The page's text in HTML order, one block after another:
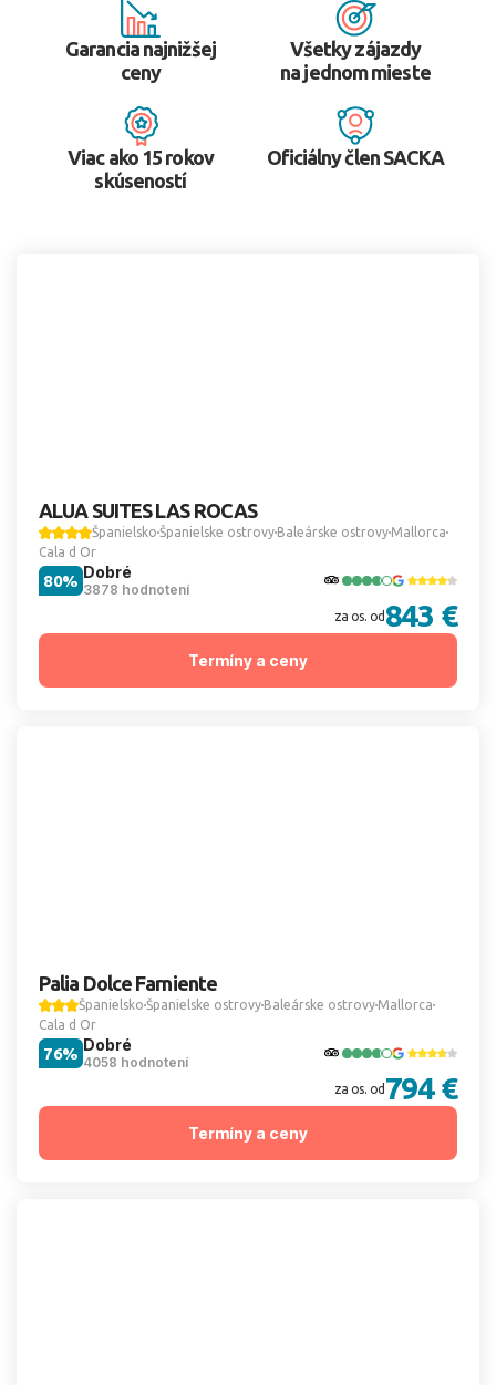
Garancia najnižšej
ceny
Všetky zájazdy
na jednom mieste
Viac ako 15 rokov
skúseností
Oficiálny člen SACKA
ALUA SUITES LAS ROCAS
Španielsko Španielske ostrovy Baleárske ostrovy Mallorca
Cala d Or
Dobré
3878 hodnotení
80%
za os. od 843 €
Termíny a ceny
Palia Dolce Farniente
Španielsko Španielske ostrovy Baleárske ostrovy Mallorca
Cala d Or
Dobré
4058 hodnotení
76%
za os. od 794 €
Termíny a ceny